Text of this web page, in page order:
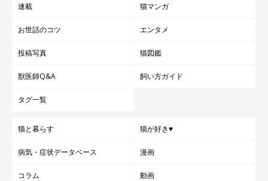
連載 猫マンガ
お世話のコツ エンタメ
投稿写真 猫図鑑
獣医師Q&A 飼い方ガイド
タグ一覧
猫と暮らす 猫が好き♥
病気・症状データベース 漫画
コラム 動画